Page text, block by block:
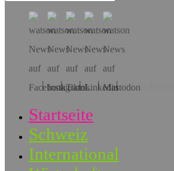
Hol dir die App!
Startseite
Schweiz
International